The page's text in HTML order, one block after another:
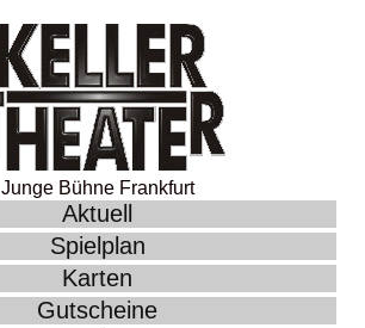
Junge Bühne Frankfurt
Aktuell
Spielplan
Karten
Gutscheine